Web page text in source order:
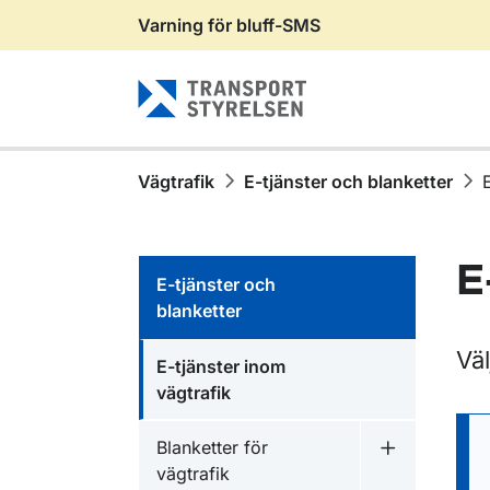
Gå till sidans innehåll
Varning för bluff-SMS
Vägtrafik E-tjänster och blanketter
E-tjänster och
blanketter
E-tjänster inom
vägtrafik
Blanketter för
vägtrafik
Undermeny